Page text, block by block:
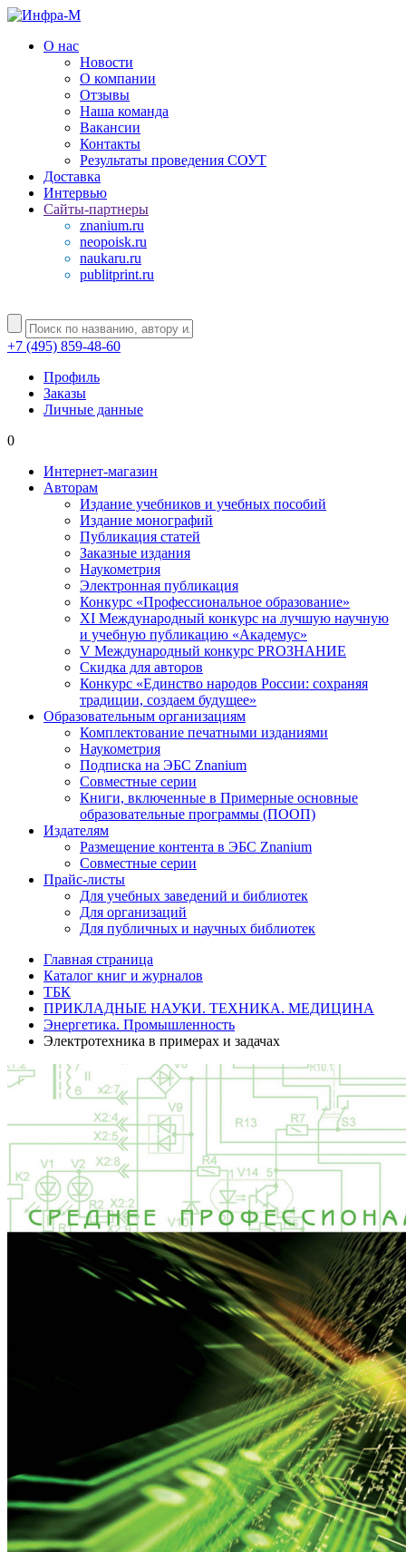
О нас
Новости
О компании
Отзывы
Наша команда
Вакансии
Контакты
Результаты проведения СОУТ
Доставка
Интервью
Сайты-партнеры
znanium.ru
neopoisk.ru
naukaru.ru
publitprint.ru
+7 (495) 859-48-60
Профиль
Заказы
Личные данные
0
Интернет-магазин
Авторам
Издание учебников и учебных пособий
Издание монографий
Публикация статей
Заказные издания
Наукометрия
Электронная публикация
Конкурс «Профессиональное образование»
XI Международный конкурс на лучшую научную
и учебную публикацию «Академус»
V Международный конкурс PROЗНАНИЕ
Скидка для авторов
Конкурс «Единство народов России: сохраняя
традиции, создаем будущее»
Образовательным организациям
Комплектование печатными изданиями
Наукометрия
Подписка на ЭБС Znanium
Совместные серии
Книги, включенные в Примерные основные
образовательные программы (ПООП)
Издателям
Размещение контента в ЭБС Znanium
Совместные серии
Прайс-листы
Для учебных заведений и библиотек
Для организаций
Для публичных и научных библиотек
Главная страница
Каталог книг и журналов
ТБК
ПРИКЛАДНЫЕ НАУКИ. ТЕХНИКА. МЕДИЦИНА
Энергетика. Промышленность
Электротехника в примерах и задачах